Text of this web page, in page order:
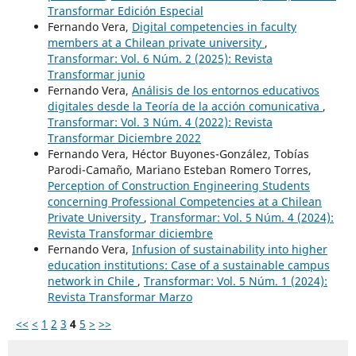
Transformar Edición Especial
Fernando Vera, Digital competencies in faculty
members at a Chilean private university ,
Transformar: Vol. 6 Núm. 2 (2025): Revista
Transformar junio
Fernando Vera, Análisis de los entornos educativos
digitales desde la Teoría de la acción comunicativa ,
Transformar: Vol. 3 Núm. 4 (2022): Revista
Transformar Diciembre 2022
Fernando Vera, Héctor Buyones-González, Tobías
Parodi-Camaño, Mariano Esteban Romero Torres,
Perception of Construction Engineering Students
concerning Professional Competencies at a Chilean
Private University , Transformar: Vol. 5 Núm. 4 (2024):
Revista Transformar diciembre
Fernando Vera, Infusion of sustainability into higher
education institutions: Case of a sustainable campus
network in Chile , Transformar: Vol. 5 Núm. 1 (2024):
Revista Transformar Marzo
<< < 1 2 3 4 5 > >>